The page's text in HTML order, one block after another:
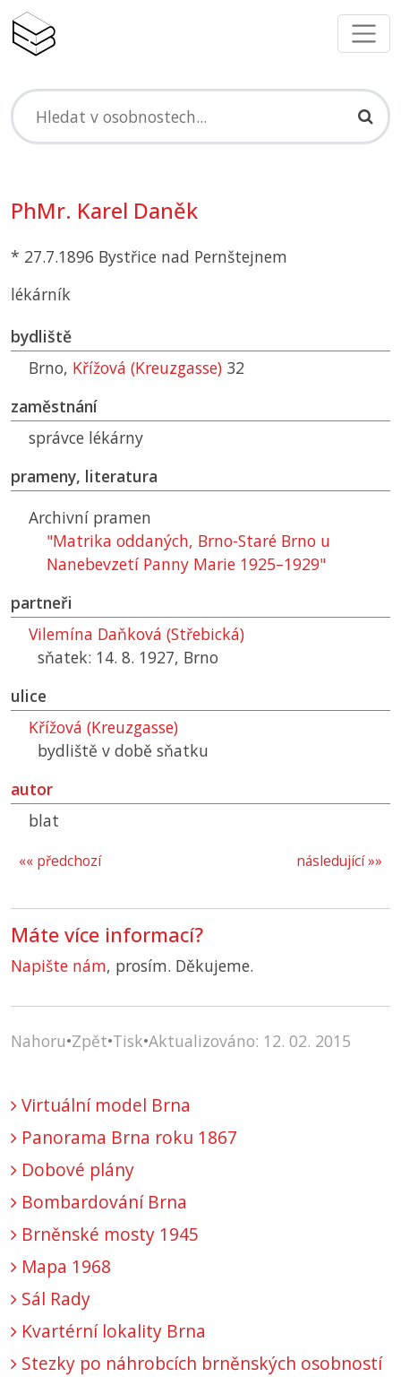
PhMr. Karel Daněk
* 27.7.1896 Bystřice nad Pernštejnem
lékárník
bydliště
Brno, Křížová (Kreuzgasse) 32
zaměstnání
správce lékárny
prameny, literatura
Archivní pramen
"Matrika oddaných, Brno-Staré Brno u
Nanebevzetí Panny Marie 1925–1929"
partneři
Vilemína Daňková (Střebická)
sňatek: 14. 8. 1927, Brno
ulice
Křížová (Kreuzgasse)
bydliště v době sňatku
autor
blat
následující »»
«« předchozí
Máte více informací?
Napište nám, prosím. Děkujeme.
Nahoru•Zpět•Tisk•Aktualizováno: 12. 02. 2015
Virtuální model Brna
Panorama Brna roku 1867
Dobové plány
Bombardování Brna
Brněnské mosty 1945
Mapa 1968
Sál Rady
Kvartérní lokality Brna
Stezky po náhrobcích brněnských osobností